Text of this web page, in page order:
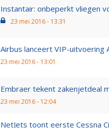
Instantair: onbeperkt vliegen
23 mei 2016 - 13:31
Airbus lanceert VIP-uitvoering
23 mei 2016 - 13:01
Embraer tekent zakenjetdeal
23 mei 2016 - 12:04
NetJets toont eerste Cessna